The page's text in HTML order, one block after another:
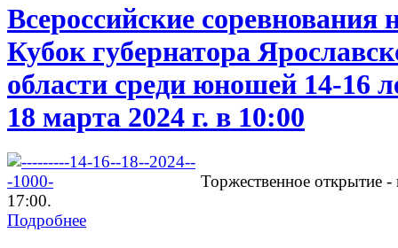
Всероссийские соревнования
Кубок губернатора
области среди юношей 14-16
18 марта 2024 г. в 10:00
Торжественное открытие -
17:00.
Подробнее